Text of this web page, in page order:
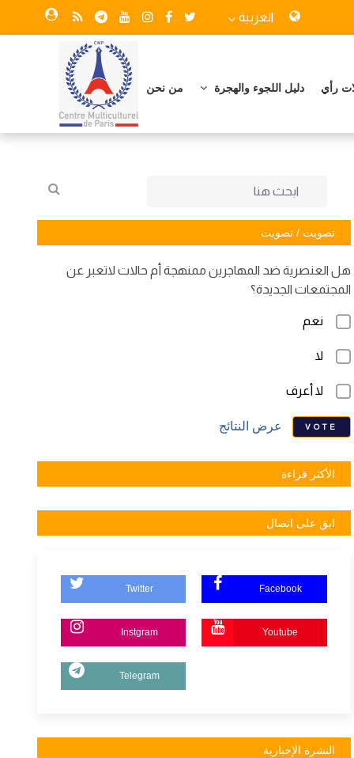
العربية
رأي دليل اللجوء والهجرة من نحن
تصويت / تصويت
هل العنصرية ضد المهاجرين ممنهجة أم حالات لاتعبر عن
المجتمعات الجديدة؟
نعم
لا
لا أعرف
VOTE عرض النتائج
الأكثر قراءة
ابق على اتصال
Twitter Facebook
Instgram Youtube
Telegram
النشرة الإخبارية